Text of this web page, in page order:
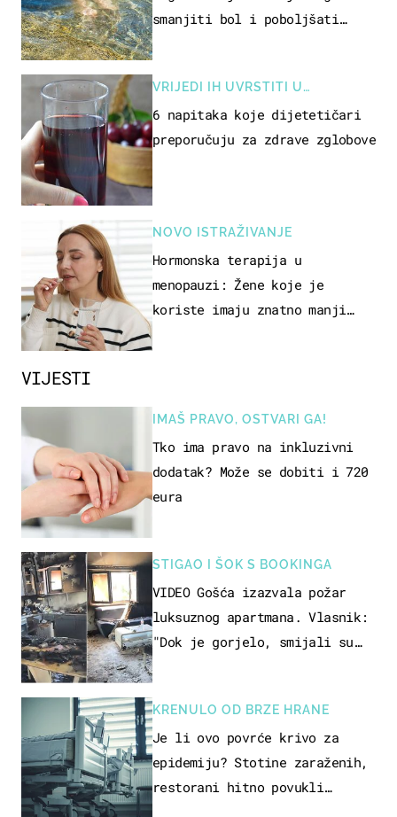
VIJESTI
IMAŠ PRAVO, OSTVARI GA!
Tko ima pravo na inkluzivni
dodatak? Može se dobiti i 720
eura
STIGAO I ŠOK S BOOKINGA
VIDEO Gošća izazvala požar
luksuznog apartmana. Vlasnik:
"Dok je gorjelo, smijali su
KRENULO OD BRZE HRANE
Je li ovo povrće krivo za
epidemiju? Stotine zaraženih,
restorani hitno povukli
smanjiti bol i poboljšati
VRIJEDI IH UVRSTITI U
PREHRANU
6 napitaka koje dijetetičari
preporučuju za zdrave zglobove
NOVO ISTRAŽIVANJE
Hormonska terapija u
menopauzi: Žene koje je
koriste imaju znatno manji